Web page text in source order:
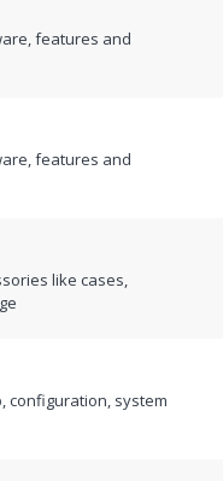
features and
features and
like cases,
configuration, system